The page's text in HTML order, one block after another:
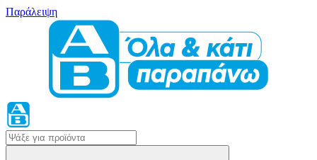
Παράλειψη